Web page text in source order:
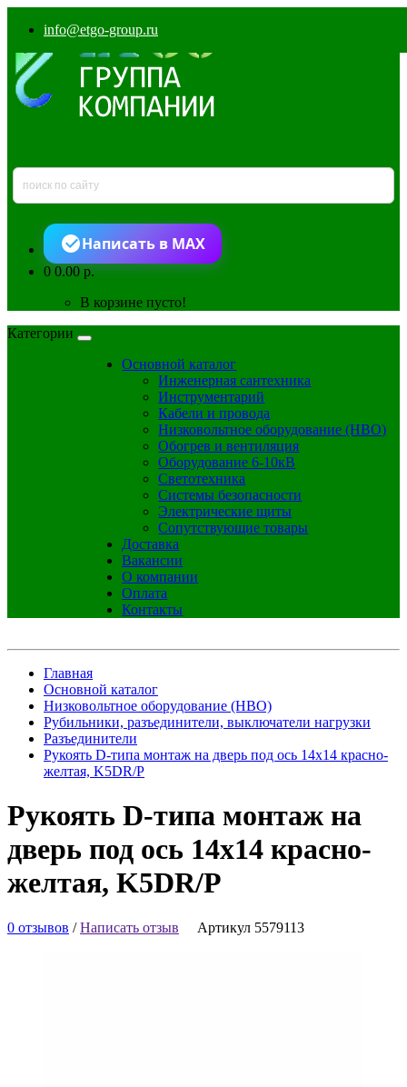
info@etgo-group.ru
Написать в MAX
00.00 р.
В корзине пусто!
Категории
Основной каталог
Инженерная сантехника
Инструментарий
Кабели и провода
Низковольтное оборудование (НВО)
Обогрев и вентиляция
Оборудование 6-10кВ
Светотехника
Системы безопасности
Электрические щиты
Сопутствующие товары
Доставка
Вакансии
О компании
Оплата
Контакты
Главная
Основной каталог
Низковольтное оборудование (НВО)
Рубильники, разъединители, выключатели нагрузки
Разъединители
Рукоять D-типа монтаж на дверь под ось 14х14 красно-
желтая, K5DR/P
Рукоять D-типа монтаж на
дверь под ось 14х14 красно-
желтая, K5DR/P
0 отзывов /Написать отзыв Артикул 5579113